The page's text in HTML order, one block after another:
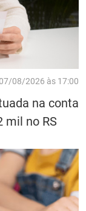
07/08/2026 às 17:00
na conta
mil no RS